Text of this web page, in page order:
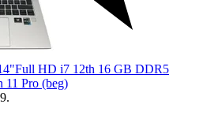
HD i7 12th 16 GB DDR5
Pro (beg)
.